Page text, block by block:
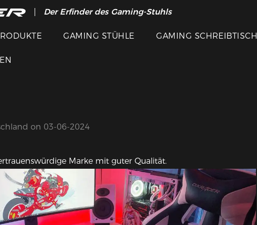
Der Erfinder des Gaming-Stuhls
GAMING STÜHLE GAMING SCHREIBTISCH
on 03-06-2024
Marke mit guter Qualität.